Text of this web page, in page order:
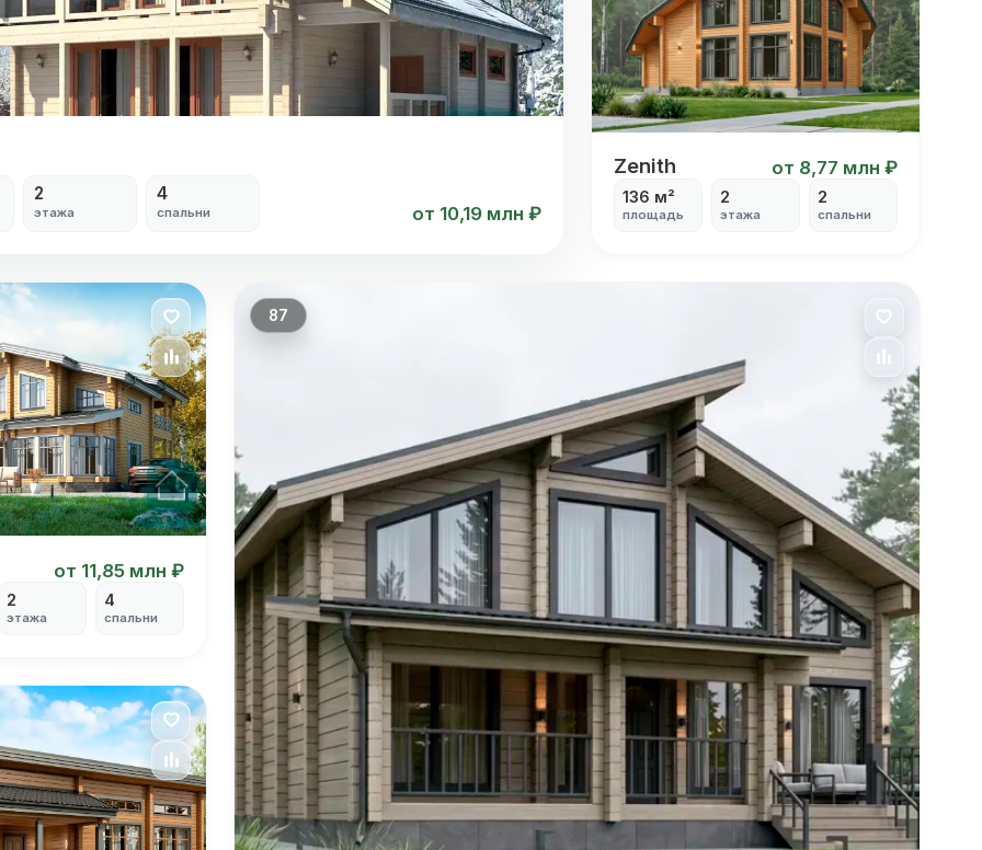
от 10,19 млн ₽
2
этажа
4
спальни
Zenith
Zenith от 8,77 млн ₽
136 м²
площадь
2
этажа
2
спальни
от 11,85 млн ₽
2
этажа
4
спальни
87